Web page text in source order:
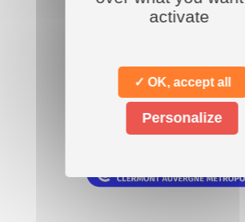
Nospartenaires
activate
✓ OK, accept all
Personalize